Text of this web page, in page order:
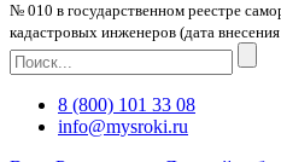
№ 010 в государственном реестре
кадастровых инженеров (дата
8 (800) 101 33 08
info@mysroki.ru